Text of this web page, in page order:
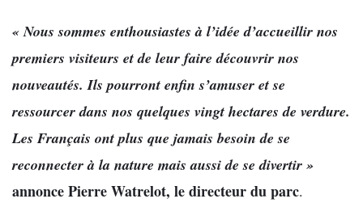
« Nous sommes enthousiastes à l’idée d’accueillir nos
premiers visiteurs et de leur faire découvrir nos
nouveautés. Ils pourront enfin s’amuser et se
ressourcer dans nos quelques vingt hectares de verdure.
Les Français ont plus que jamais besoin de se
reconnecter à la nature mais aussi de se divertir »
annonce Pierre Watrelot, le directeur du parc.